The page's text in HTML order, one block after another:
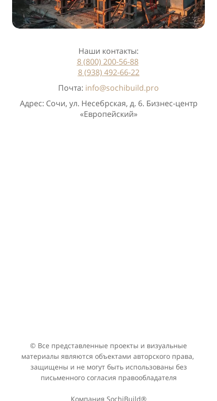
Наши контакты:
8 (800) 200-56-88
8 (938) 492-66-22
Почта: info@sochibuild.pro
Адрес: Сочи, ул. Несебрская, д. 6. Бизнес-центр
«Европейский»
© Все представленные проекты и визуальные
материалы являются объектами авторского права,
защищены и не могут быть использованы без
письменного согласия правообладателя
Компания SochiBuild®